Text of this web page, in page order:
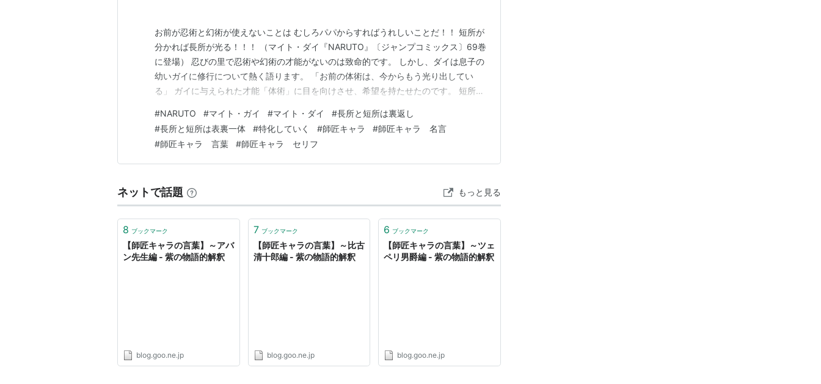
お前が忍術と幻術が使えないことは むしろパパからすればうれしいことだ！！ 短所が
分かれば長所が光る！！！ （マイト・ダイ『NARUTO』〔ジャンプコミックス〕69巻
に登場） 忍びの里で忍術や幻術の才能がないのは致命的です。 しかし、ダイは息子の
幼いガイに修行について熱く語ります。 「お前の体術は、今からもう光り出してい
る」 ガイに与えられた才能「体術」に目を向けさせ、希望を持たせたのです。 短所が
どいとは丁寧なこと うるさいとはにぎやかなこと 頑固とは一途なこと そんな例をあげ
るのです。 そんなパパを「万年下忍が修行…
#NARUTO #マイト・ガイ #マイト・ダイ #長所と短所は裏返し
#長所と短所は表裏一体 #特化していく #師匠キャラ #師匠キャラ 名言
#師匠キャラ 言葉 #師匠キャラ セリフ
ネットで話題 もっと見る
8 ブックマーク
【師匠キャラの言葉】～アバ
ン先生編 - 紫の物語的解釈
blog.goo.ne.jp
7 ブックマーク
【師匠キャラの言葉】～比古
清十郎編 - 紫の物語的解釈
blog.goo.ne.jp
6 ブックマーク
【師匠キャラの言葉】～ツェ
ペリ男爵編 - 紫の物語的解釈
blog.goo.ne.jp